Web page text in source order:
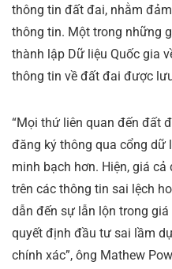
thông tin đất đai, nhằm
thông tin. Một trong những
thành lập Dữ liệu Quốc gia
thông tin về đất đai được
“Mọi thứ liên quan đến đất
đăng ký thông qua cổng dữ
minh bạch hơn. Hiện, giá
trên các thông tin sai lệch
dẫn đến sự lẫn lộn trong
quyết định đầu tư sai lầm
chính xác”, ông Mathew